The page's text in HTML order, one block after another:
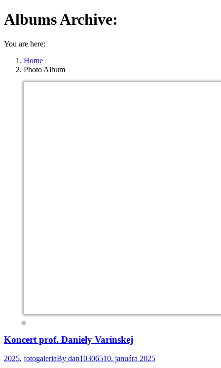
Albums Archive:
You are here:
Home
Photo Album
Koncert prof. Daniely Varínskej
2025, fotogaleriaBy dan10306510. januára 2025